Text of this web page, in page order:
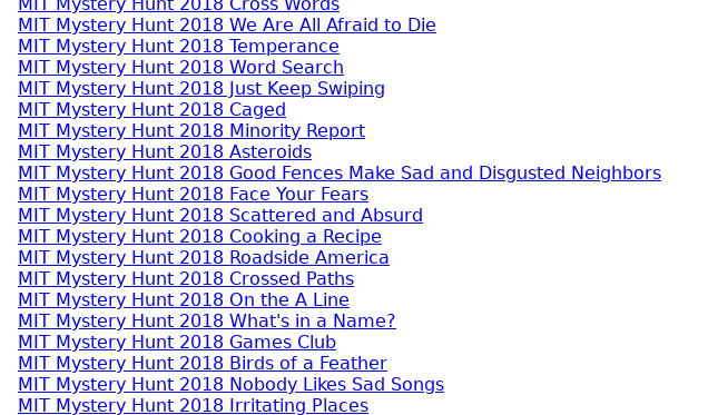
MIT Mystery Hunt 2018 We Are All Afraid to Die
MIT Mystery Hunt 2018 Temperance
MIT Mystery Hunt 2018 Word Search
MIT Mystery Hunt 2018 Just Keep Swiping
MIT Mystery Hunt 2018 Caged
MIT Mystery Hunt 2018 Minority Report
MIT Mystery Hunt 2018 Asteroids
MIT Mystery Hunt 2018 Good Fences Make Sad and Disgusted Neighbors
MIT Mystery Hunt 2018 Face Your Fears
MIT Mystery Hunt 2018 Scattered and Absurd
MIT Mystery Hunt 2018 Cooking a Recipe
MIT Mystery Hunt 2018 Roadside America
MIT Mystery Hunt 2018 Crossed Paths
MIT Mystery Hunt 2018 On the A Line
MIT Mystery Hunt 2018 What's in a Name?
MIT Mystery Hunt 2018 Games Club
MIT Mystery Hunt 2018 Birds of a Feather
MIT Mystery Hunt 2018 Nobody Likes Sad Songs
MIT Mystery Hunt 2018 Irritating Places